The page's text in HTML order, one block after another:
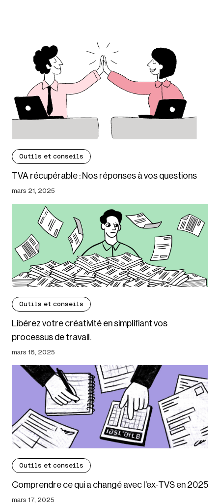
Outils et conseils
TVA récupérable : Nos réponses à vos questions
mars 21, 2025
Outils et conseils
Libérez votre créativité en simplifiant vos
processus de travail.
mars 18, 2025
Outils et conseils
Comprendre ce qui a changé avec l’ex-TVS en 2025
mars 17, 2025